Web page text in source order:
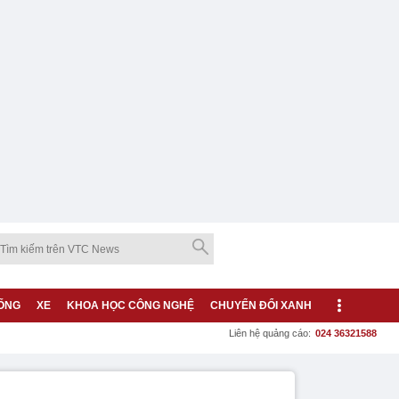
XE KHOA HỌC CÔNG NGHỆ CHUYỂN ĐỔI XANH
Liên hệ quảng cáo: 024 36321588